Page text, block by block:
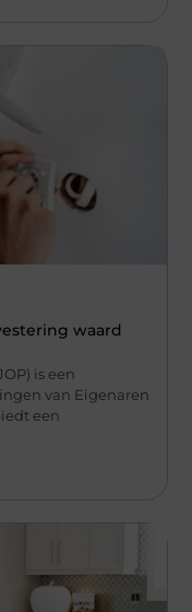
waard
is een
van Eigenaren
een